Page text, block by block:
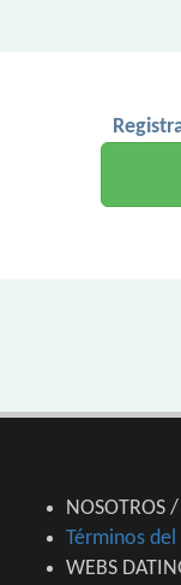
NOSOTROS
Términos
WEBS